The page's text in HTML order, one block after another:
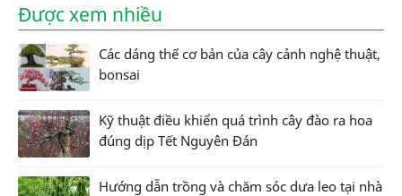
Được xem nhiều
Các dáng thế cơ bản của cây cảnh nghệ thuật,
bonsai
Kỹ thuật điều khiển quá trình cây đào ra hoa
đúng dịp Tết Nguyên Đán
Hướng dẫn trồng và chăm sóc dưa leo tại nhà